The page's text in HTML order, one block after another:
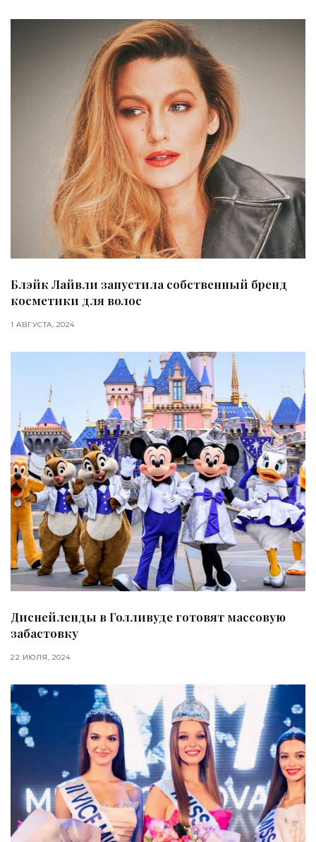
Блэйк Лайвли запустила собственный бренд
косметики для волос
1 АВГУСТА, 2024
Диснейленды в Голливуде готовят массовую
забастовку
22 ИЮЛЯ, 2024